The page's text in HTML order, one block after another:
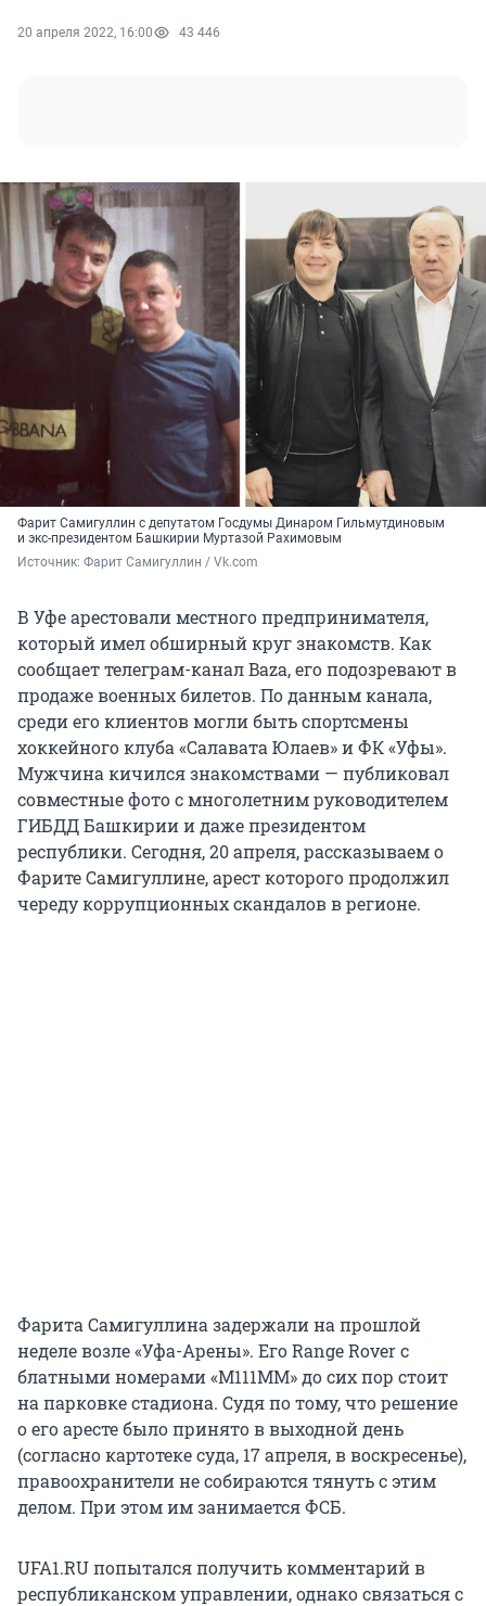
20 апреля 2022, 16:00 43 446
Фарит Самигуллин с депутатом Госдумы Динаром Гильмутдиновым
и экс-президентом Башкирии Муртазой Рахимовым
Источник: Фарит Самигуллин / Vk.com
В Уфе арестовали местного предпринимателя,
который имел обширный круг знакомств. Как
сообщает телеграм-канал Baza, его подозревают в
продаже военных билетов. По данным канала,
среди его клиентов могли быть спортсмены
хоккейного клуба «Салавата Юлаев» и ФК «Уфы».
Мужчина кичился знакомствами — публиковал
совместные фото с многолетним руководителем
ГИБДД Башкирии и даже президентом
республики. Сегодня, 20 апреля, рассказываем о
Фарите Самигуллине, арест которого продолжил
череду коррупционных скандалов в регионе.
Фарита Самигуллина задержали на прошлой
неделе возле «Уфа-Арены». Его Range Rover с
блатными номерами «М111ММ» до сих пор стоит
на парковке стадиона. Судя по тому, что решение
о его аресте было принято в выходной день
(согласно картотеке суда, 17 апреля, в воскресенье),
правоохранители не собираются тянуть с этим
делом. При этом им занимается ФСБ.
UFA1.RU попытался получить комментарий в
республиканском управлении, однако связаться с